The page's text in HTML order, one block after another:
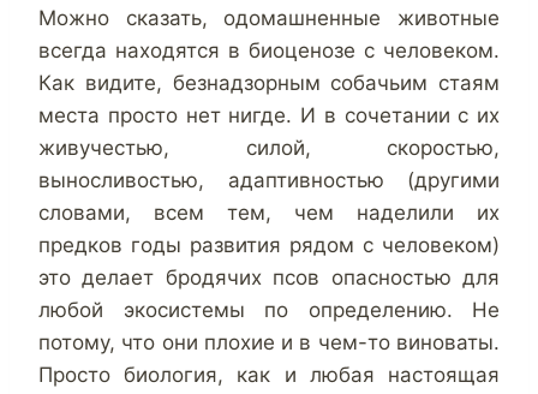
Можно сказать, одомашненные животные
всегда находятся в биоценозе с человеком.
Как видите, безнадзорным собачьим стаям
места просто нет нигде. И в сочетании с их
живучестью, силой, скоростью,
выносливостью, адаптивностью (другими
словами, всем тем, чем наделили их
предков годы развития рядом с человеком)
это делает бродячих псов опасностью для
любой экосистемы по определению. Не
потому, что они плохие и в чем-то виноваты.
Просто биология, как и любая настоящая